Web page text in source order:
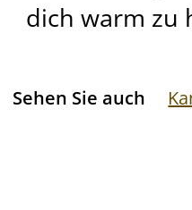
dich warm zu
Sehen Sie auch